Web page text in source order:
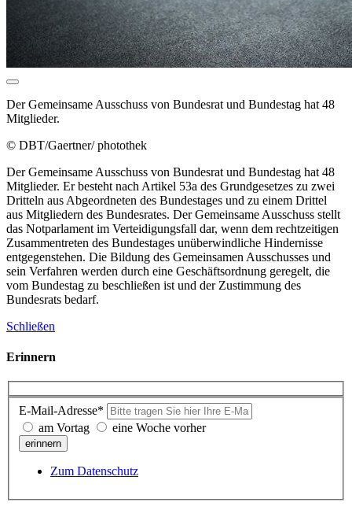
Der Gemeinsame Ausschuss von Bundesrat und Bundestag hat 48
Mitglieder.
© DBT/Gaertner/ photothek
Der Gemeinsame Ausschuss von Bundesrat und Bundestag hat 48
Mitglieder. Er besteht nach Artikel 53a des Grundgesetzes zu zwei
Dritteln aus Abgeordneten des Bundestages und zu einem Drittel
aus Mitgliedern des Bundesrates. Der Gemeinsame Ausschuss stellt
das Notparlament im Verteidigungsfall dar, wenn dem rechtzeitigen
Zusammentreten des Bundestages unüberwindliche Hindernisse
entgegenstehen. Die Bildung des Gemeinsamen Ausschusses und
sein Verfahren werden durch eine Geschäftsordnung geregelt, die
vom Bundestag zu beschließen ist und der Zustimmung des
Bundesrats bedarf.
Schließen
Erinnern
E-Mail-Adresse*
am Vortag
eine Woche vorher
erinnern
Zum Datenschutz